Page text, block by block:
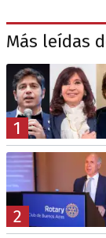
Más leídas
1
2